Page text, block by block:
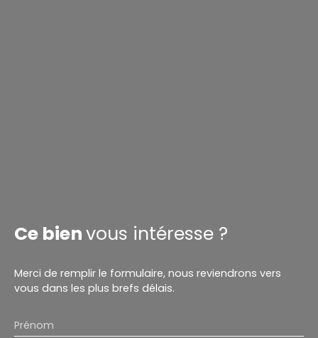
Ce bienvous intéresse ?
Merci de remplir le formulaire, nous reviendrons vers
vous dans les plus brefs délais.
Prénom